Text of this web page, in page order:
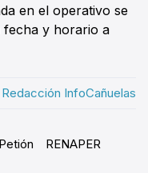
en el operativo se
fecha y horario a
Redacción InfoCañuelas
RENAPER